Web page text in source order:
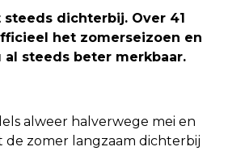
dichterbij. Over 41
het zomerseizoen en
al steeds beter merkbaar.
alweer halverwege mei en
zomer langzaam dichterbij